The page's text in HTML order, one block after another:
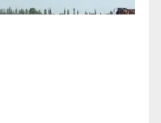
收涨12月合